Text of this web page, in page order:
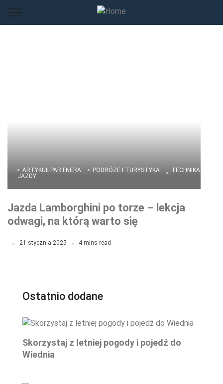
ARTYKUŁ PARTNERA PODRÓŻE I TURYSTYKA
TECHNIKA
JAZDY
Jazda Lamborghini po torze – lekcja
odwagi, na którą warto się
21 stycznia 2025 4 mins read
Ostatnio dodane
Skorzystaj z letniej pogody i pojedź do
Wiednia